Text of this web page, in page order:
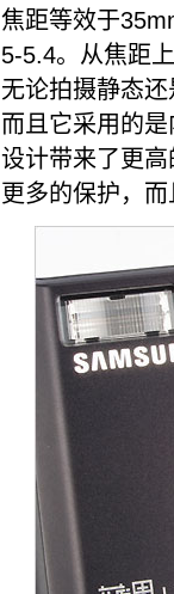
焦距等效于
5-5.4。从焦距
无论拍摄静态
而且它采用的
设计带来了更
更多的保护，